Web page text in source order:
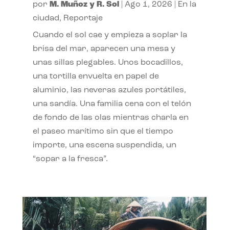
por M. Muñoz y R. Sol| Ago 1, 2026
En la
ciudad, Reportaje
Cuando el sol cae y empieza a soplar la
brisa del mar, aparecen una mesa y
unas sillas plegables. Unos bocadillos,
una tortilla envuelta en papel de
aluminio, las neveras azules portátiles,
una sandía. Una familia cena con el telón
de fondo de las olas mientras charla en
el paseo marítimo sin que el tiempo
importe, una escena suspendida, un
“sopar a la fresca”.